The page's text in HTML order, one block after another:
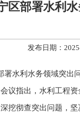
区部署水利
发布日期：
署水利水务领域突
议指出，水利工程
挖彻查突出问题，